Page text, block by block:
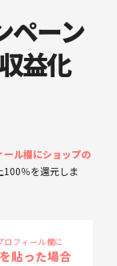
ペーン
益化
ール欄にショップの
100％を還元しま
ロフィール欄に
貼った場合